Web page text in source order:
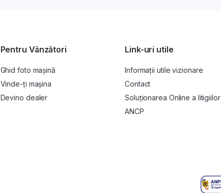
Pentru Vânzători
Ghid foto mașină
Vinde-ți mașina
Devino dealer
Link-uri utile
Informații utile vizionare
Contact
Soluționarea Online a litigiilor
ANCP